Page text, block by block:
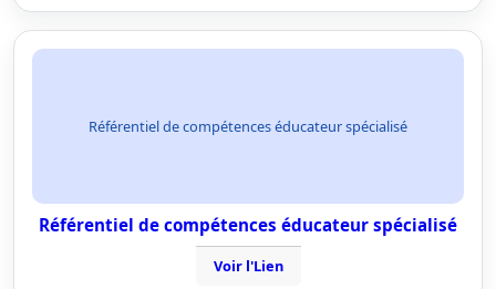
Référentiel de compétences éducateur spécialisé
Référentiel de compétences éducateur spécialisé
Voir l'Lien